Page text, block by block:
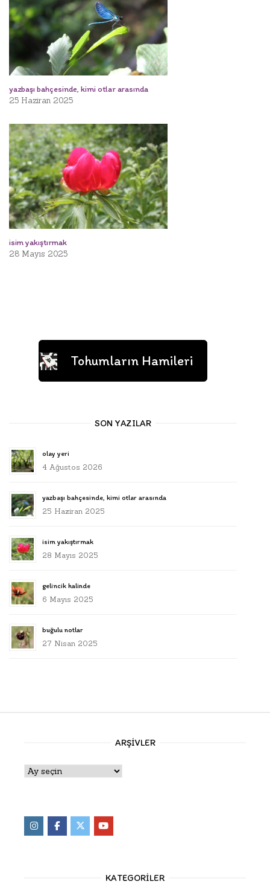
yazbaşı bahçesinde, kimi otlar arasında
25 Haziran 2025
isim yakıştırmak
28 Mayıs 2025
Tohumların Hamileri
SON YAZILAR
olay yeri
4 Ağustos 2026
yazbaşı bahçesinde, kimi otlar arasında
25 Haziran 2025
isim yakıştırmak
28 Mayıs 2025
gelincik halinde
6 Mayıs 2025
buğulu notlar
27 Nisan 2025
ARŞIVLER
Arşivler
KATEGORILER